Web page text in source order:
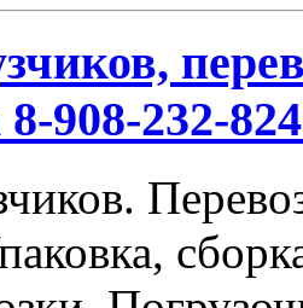
908-232-